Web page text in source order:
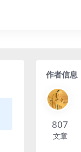
作者信息
807
文章